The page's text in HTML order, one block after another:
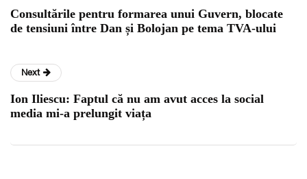
Consultările pentru formarea unui Guvern, blocate
de tensiuni între Dan și Bolojan pe tema TVA-ului
Next
Ion Iliescu: Faptul că nu am avut acces la social
media mi-a prelungit viața